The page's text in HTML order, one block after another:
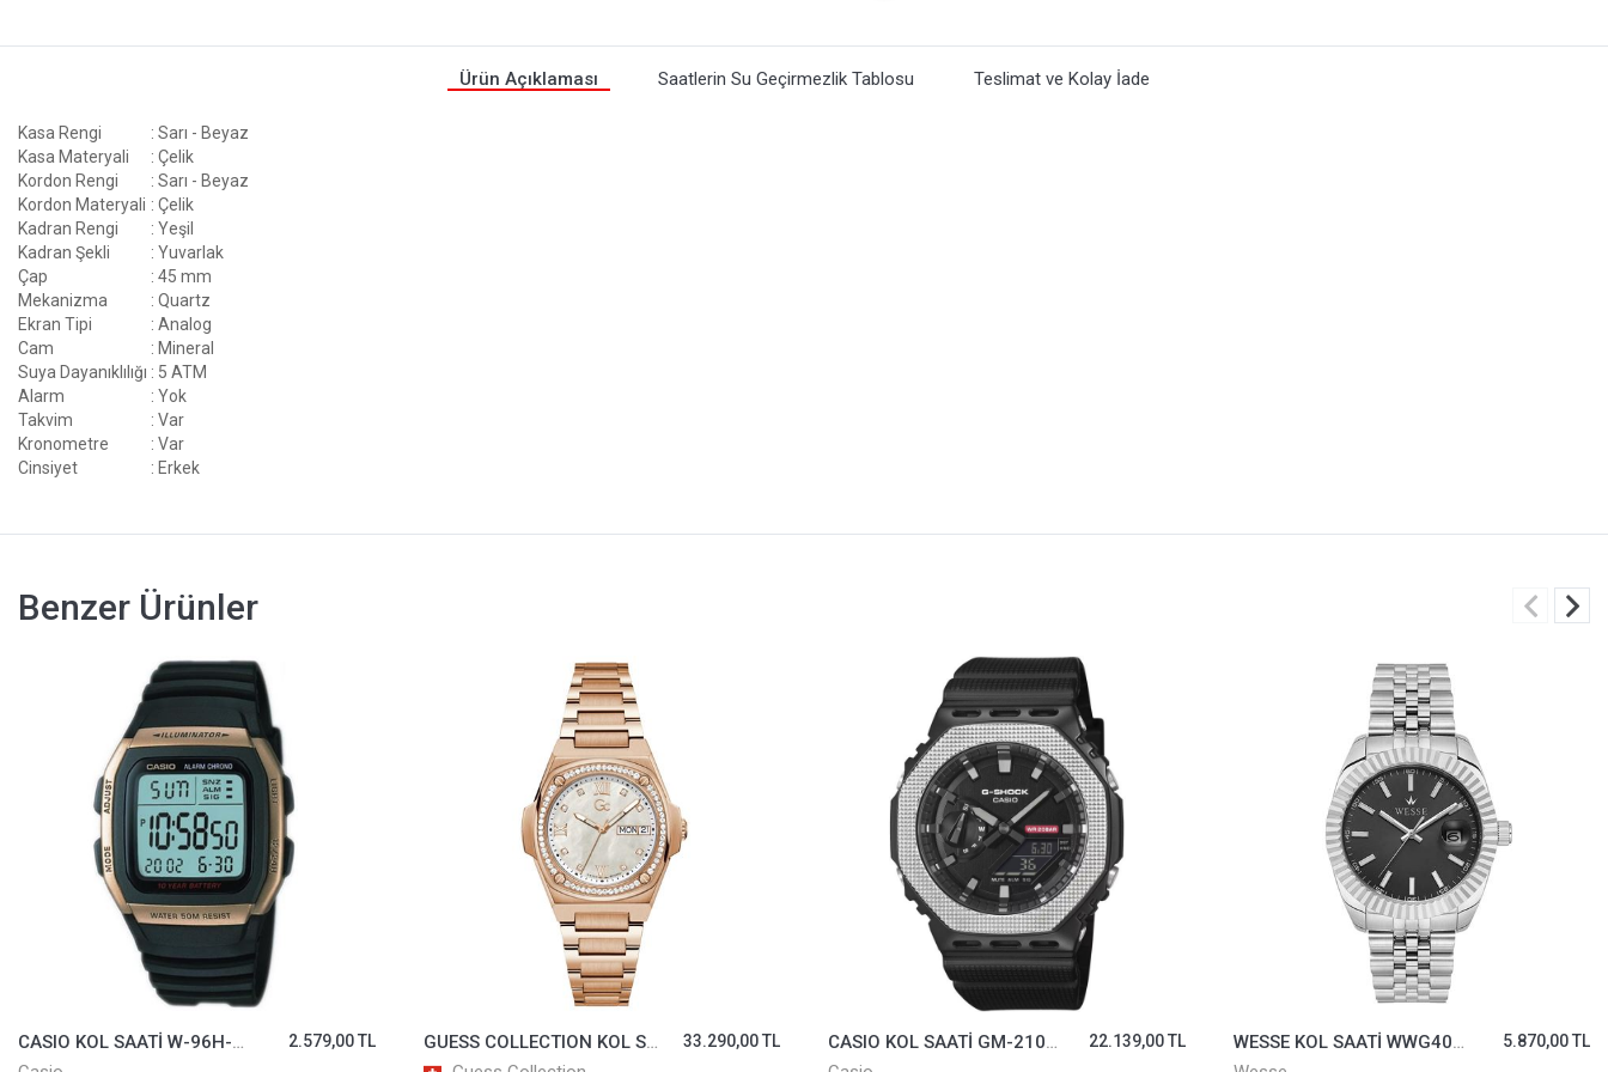
Ürün Açıklaması Saatlerin Su Geçirmezlik Tablosu Teslimat ve Kolay İade
Kasa Rengi
: Sarı - Beyaz
Kasa Materyali
: Çelik
Kordon Rengi
: Sarı - Beyaz
Kordon Materyali : Çelik
Kadran Rengi
: Yeşil
Kadran Şekli
: Yuvarlak
Çap
: 45 mm
Mekanizma
: Quartz
Ekran Tipi
: Analog
Cam
: Mineral
Suya Dayanıklılığı : 5 ATM
Alarm
: Yok
Takvim
: Var
Kronometre
: Var
Cinsiyet
: Erkek
Benzer Ürünler
CASIO KOL SAATİ W-96H-9AVDF
2.579,00 TL
GUESS COLLECTION KOL SAATİ GCY98002L1MF
33.290,00 TL
CASIO KOL SAATİ GM-2100BM-1ADR
22.139,00 TL
WESSE KOL SAATİ WWG403004
5.870,00 TL